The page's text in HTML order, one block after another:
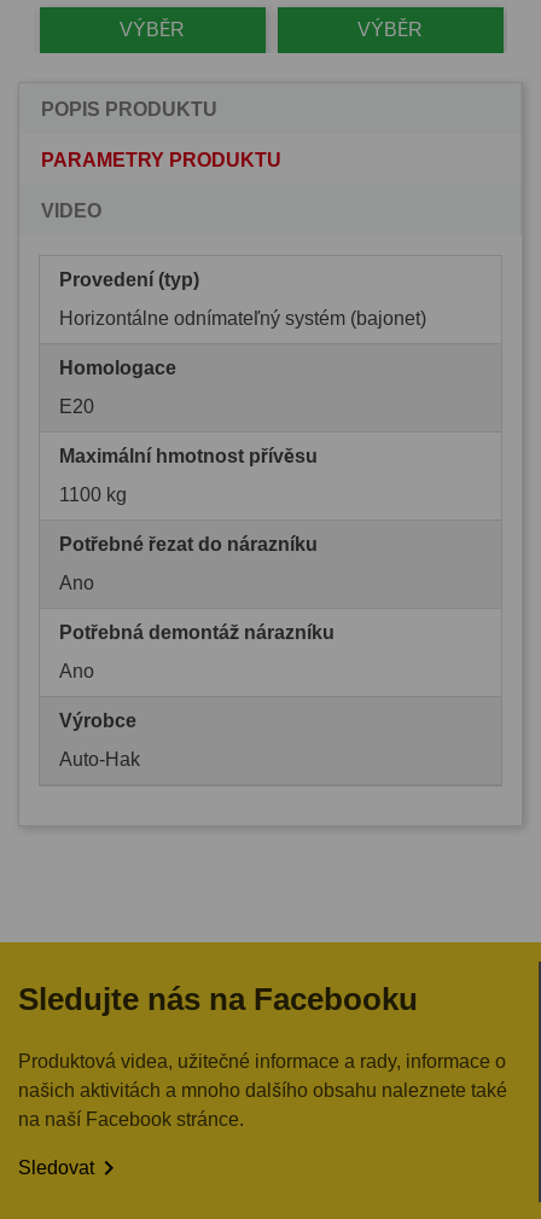
VÝBĚR VÝBĚR
POPIS PRODUKTU
PARAMETRY PRODUKTU
VIDEO
Provedení (typ)
Horizontálne odnímateľný systém (bajonet)
Homologace
E20
Maximální hmotnost přívěsu
1100 kg
Potřebné řezat do nárazníku
Ano
Potřebná demontáž nárazníku
Ano
Výrobce
Auto-Hak
Sledujte nás na Facebooku
Produktová videa, užitečné informace a rady, informace o
našich aktivitách a mnoho dalšího obsahu naleznete také
na naší Facebook stránce.
Sledovat